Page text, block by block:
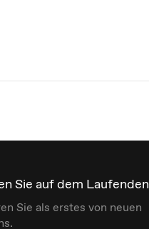
Sie auf dem Laufenden
Sie als erstes von neuen